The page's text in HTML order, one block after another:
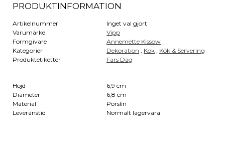
PRODUKTINFORMATION
Artikelnummer
Inget val gjort
Varumärke
Vipp
Formgivare
Annemette Kissow
Kategorier
Dekoration Kök
Kök & Servering
Produktetiketter
Fars Dag
Höjd
6,9 cm
Diameter
6,8 cm
Material
Porslin
Leveranstid
Normalt lagervara